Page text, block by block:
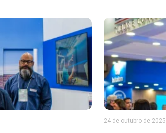
24 de outubro de 2025